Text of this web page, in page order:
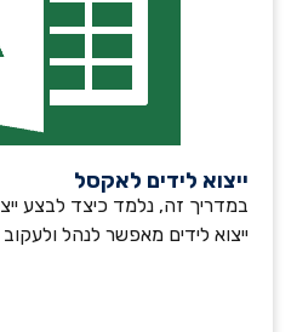
ייצוא לידים לאקסל
במדריך זה, נלמד כיצד לבצע
ייצוא לידים מאפשר לנהל